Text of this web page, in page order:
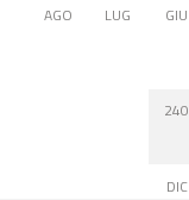
AGO
LUG GIU
240
DIC